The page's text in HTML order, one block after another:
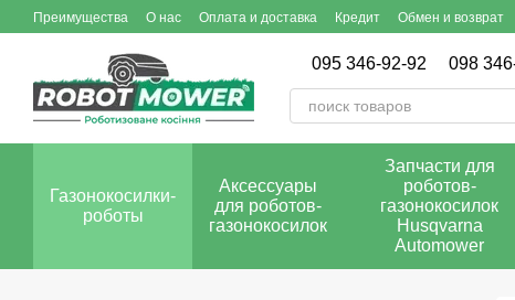
Перейти к основному контенту
Преимущества О нас Оплата и доставка Кредит Обмен и возврат
095 346-92-92 098
Газонокосилки-
роботы
Аксессуары
для роботов-
газонокосилок
Запчасти для
роботов-
газонокосилок
Husqvarna
Automower